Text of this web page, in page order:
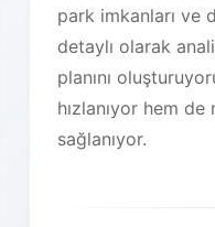
park imkanları ve
detaylı olarak
planını
hızlanıyor hem
sağlanıyor.